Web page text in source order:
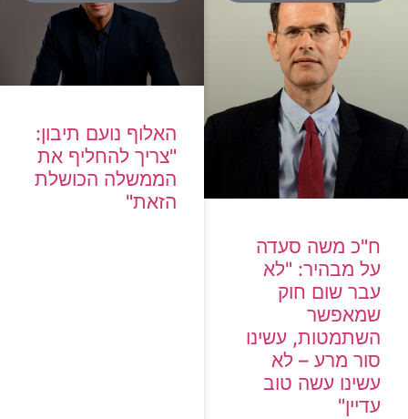
ח"כ משה סעדה
על מבהיר: "לא
עבר שום חוק
שמאפשר
השתמטות, עשינו
סור מרע – לא
עשינו עשה טוב
עדיין"
האלוף נועם תיבון:
"צריך להחליף את
הממשלה הכושלת
הזאת"